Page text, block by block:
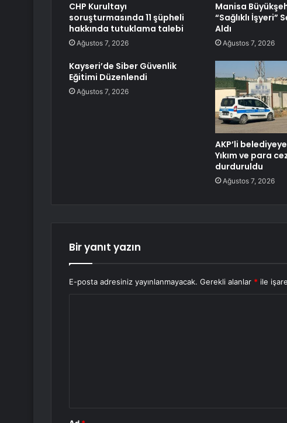
CHP Kurultayı
soruşturmasında 11 şüpheli
hakkında tutuklama talebi
Ağustos 7, 2026
Manisa
“Sağlıklı İşyeri”
Aldı
Ağustos 7, 2026
Kayseri’de Siber Güvenlik
Eğitimi Düzenlendi
Ağustos 7, 2026
AKP’li
Yıkım ve para
durduruldu
Ağustos 7, 2026
Bir yanıt yazın
E-posta adresiniz yayınlanmayacak. Gerekli alanlar * ile